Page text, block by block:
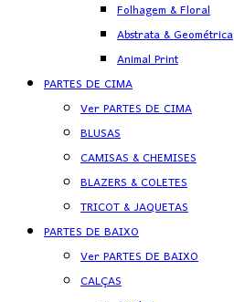
Folhagem & Floral
Abstrata & Geométrica
Animal Print
PARTES DE CIMA
Ver PARTES DE CIMA
BLUSAS
CAMISAS & CHEMISES
BLAZERS & COLETES
TRICOT & JAQUETAS
PARTES DE BAIXO
Ver PARTES DE BAIXO
CALÇAS